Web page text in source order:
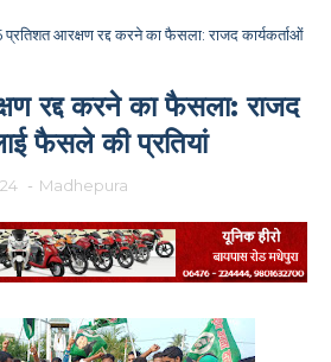
प्रतिशत आरक्षण रद्द करने का फैसला: राजद कार्यकर्ताओं
रद्द करने का फैसला: राजद
फैसले की प्रतियां
- Madhepura